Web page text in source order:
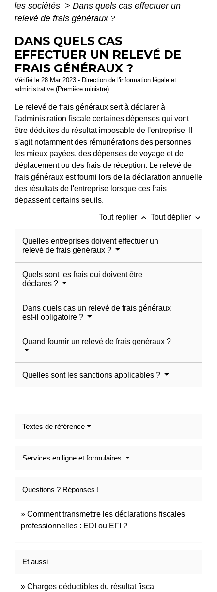
les sociétés > Dans quels cas effectuer un
relevé de frais généraux ?
DANS QUELS CAS
EFFECTUER UN RELEVÉ DE
FRAIS GÉNÉRAUX ?
Vérifié le 28 Mar 2023 - Direction de l'information légale et
administrative (Première ministre)
Le relevé de frais généraux sert à déclarer à
l'administration fiscale certaines dépenses qui vont
être déduites du résultat imposable de l'entreprise. Il
s'agit notamment des rémunérations des personnes
les mieux payées, des dépenses de voyage et de
déplacement ou des frais de réception. Le relevé de
frais généraux est fourni lors de la déclaration annuelle
des résultats de l'entreprise lorsque ces frais
dépassent certains seuils.
Tout replier keyboard_arrow_up Tout déplier keyboard_arrow_down
Quelles entreprises doivent effectuer un
relevé de frais généraux ?
Quels sont les frais qui doivent être
déclarés ?
Dans quels cas un relevé de frais généraux
est-il obligatoire ?
Quand fournir un relevé de frais généraux ?
Quelles sont les sanctions applicables ?
Textes de référence
Services en ligne et formulaires
Questions ? Réponses !
Comment transmettre les déclarations fiscales
professionnelles : EDI ou EFI ?
Et aussi
Charges déductibles du résultat fiscal